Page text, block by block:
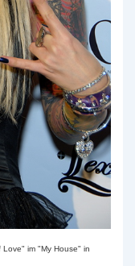
im "My House" in